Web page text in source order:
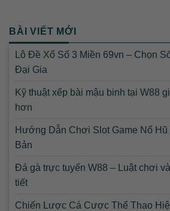
BÀI VIẾT MỚI
Lô Đề Xổ Số 3 Miền 69vn – Chọn
Đại Gia
Kỹ thuật xếp bài mậu binh tại W88
hơn
Hướng Dẫn Chơi Slot Game Nổ
Bản
Đá gà trực tuyến W88 – Luật chơi
tiết
Chiến Lược Cá Cược Thể Thao